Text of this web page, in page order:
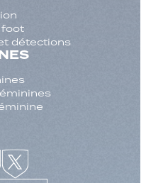
foot
détections